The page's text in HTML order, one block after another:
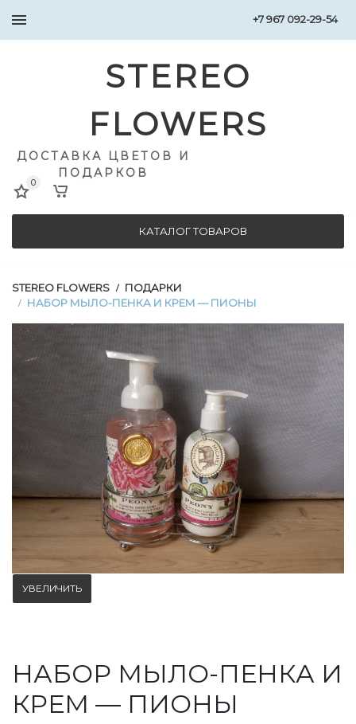
+7 967 092-29-54
STEREO
FLOWERS
ДОСТАВКА ЦВЕТОВ И
ПОДАРКОВ
0
КАТАЛОГ ТОВАРОВ
STEREO FLOWERS / ПОДАРКИ
/ НАБОР МЫЛО-ПЕНКА И КРЕМ — ПИОНЫ
УВЕЛИЧИТЬ
НАБОР МЫЛО-ПЕНКА И
КРЕМ — ПИОНЫ